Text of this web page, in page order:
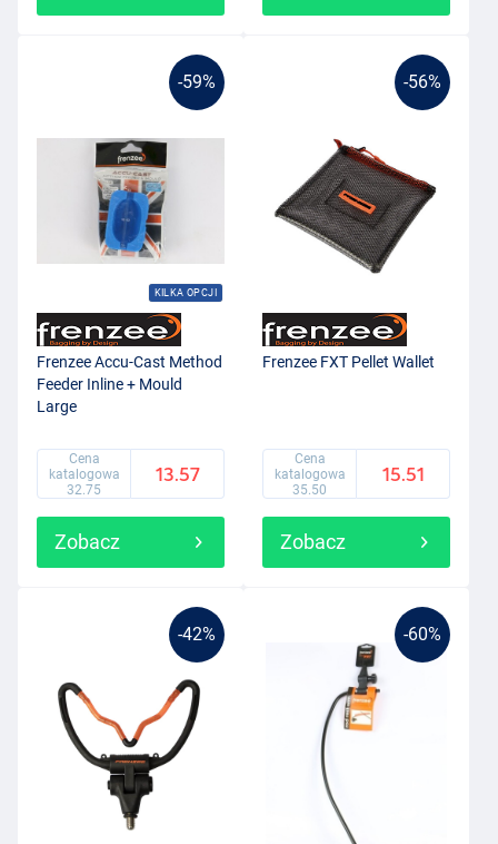
-59%
KILKA OPCJI
Frenzee Accu-Cast Method
Feeder Inline + Mould
Large
Cena
katalogowa
32.75
13.57
Zobacz
-56%
Frenzee FXT Pellet Wallet
Cena
katalogowa
35.50
15.51
Zobacz
-42% -60%